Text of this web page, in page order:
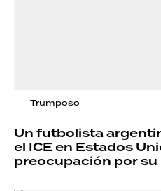
Trumposo
Un futbolista
el ICE en Estados
preocupación por su